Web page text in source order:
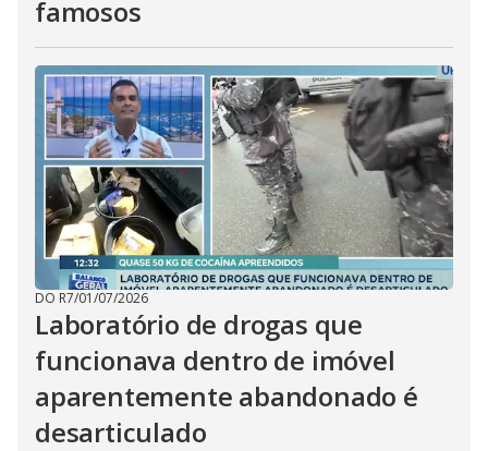
famosos
DO R7/01/07/2026
Laboratório de drogas que
funcionava dentro de imóvel
aparentemente abandonado é
desarticulado